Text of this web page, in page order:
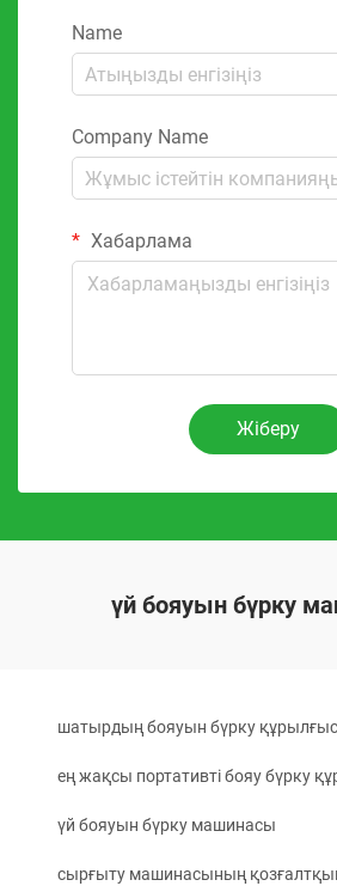
Name
Company Name
Хабарлама
Жіберу
үй бояуын бүрку
шатырдың бояуын бүрку
ең жақсы портативті бояу бүрку
үй бояуын бүрку машинасы
сырғыту машинасының